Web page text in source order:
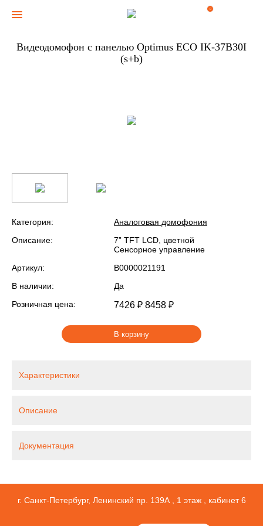
0
Видеодомофон с панелью Optimus ECO IK-37B30I
(s+b)
Категория:
Аналоговая домофония
Описание:
7” TFT LCD, цветной
Сенсорное управление
Артикул:
В0000021191
В наличии:
Да
Розничная цена:
7426 ₽ 8458 ₽
В корзину
Характеристики
Описание
Документация
г. Санкт-Петербург, Ленинский пр. 139А , 1 этаж , кабинет 6